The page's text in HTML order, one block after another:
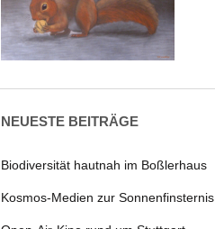
NEUESTE BEITRÄGE
Biodiversität hautnah im Boßlerhaus
Kosmos-Medien zur Sonnenfinsternis